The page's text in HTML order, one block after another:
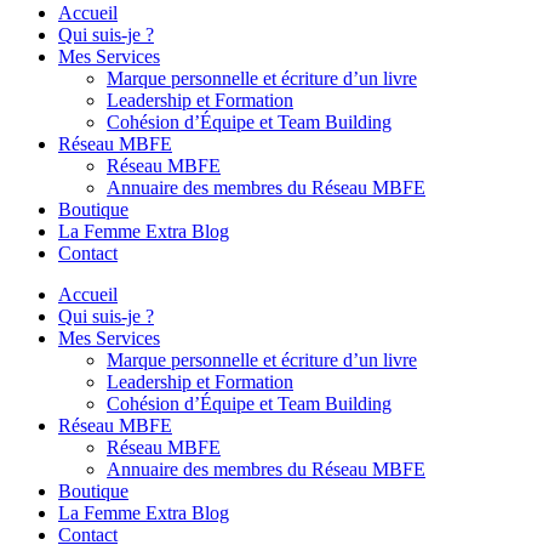
Accueil
Qui suis-je ?
Mes Services
Marque personnelle et écriture d’un livre
Leadership et Formation
Cohésion d’Équipe et Team Building
Réseau MBFE
Réseau MBFE
Annuaire des membres du Réseau MBFE
Boutique
La Femme Extra Blog
Contact
Accueil
Qui suis-je ?
Mes Services
Marque personnelle et écriture d’un livre
Leadership et Formation
Cohésion d’Équipe et Team Building
Réseau MBFE
Réseau MBFE
Annuaire des membres du Réseau MBFE
Boutique
La Femme Extra Blog
Contact